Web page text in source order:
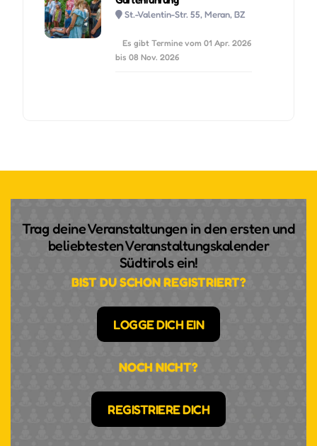
St.-Valentin-Str. 55, Meran, BZ
Es gibt Termine vom 01 Apr. 2026
bis 08 Nov. 2026
Trag deine Veranstaltungen in den ersten und
beliebtesten Veranstaltungskalender
Südtirols ein!
BIST DU SCHON REGISTRIERT?
LOGGE DICH EIN
NOCH NICHT?
REGISTRIERE DICH